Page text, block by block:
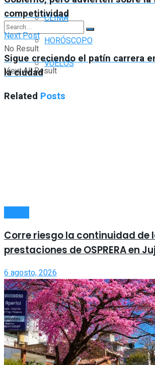
No Result
View All Result
CLIMA
HORÓSCOPO
VUELOS
competitividad
Next Post
Sigue creciendo el patín carrera
la ciudad
Related Posts
Corre riesgo la continuidad de
prestaciones de OSPRERA en
6 agosto, 2026